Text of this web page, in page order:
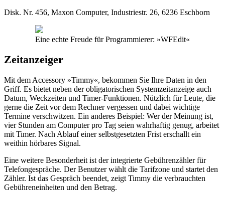
Disk. Nr. 456, Maxon Computer, Industriestr. 26, 6236 Eschborn
Eine echte Freude für Programmierer: »WFEdit«
Zeitanzeiger
Mit dem Accessory »Timmy«, bekommen Sie Ihre Daten in den
Griff. Es bietet neben der obligatorischen Systemzeitanzeige auch
Datum, Weckzeiten und Timer-Funktionen. Nützlich für Leute, die
gerne die Zeit vor dem Rechner vergessen und dabei wichtige
Termine verschwitzen. Ein anderes Beispiel: Wer der Meinung ist,
vier Stunden am Computer pro Tag seien wahrhaftig genug, arbeitet
mit Timer. Nach Ablauf einer selbstgesetzten Frist erschallt ein
weithin hörbares Signal.
Eine weitere Besonderheit ist der integrierte Gebührenzähler für
Telefongespräche. Der Benutzer wählt die Tarifzone und startet den
Zähler. Ist das Gespräch beendet, zeigt Timmy die verbrauchten
Gebühreneinheiten und den Betrag.